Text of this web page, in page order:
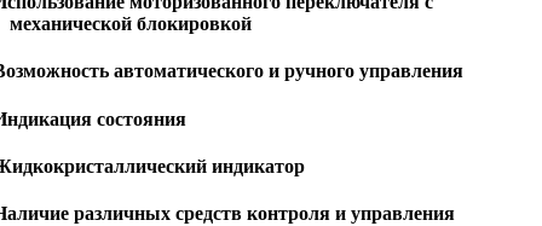
механической блокировкой
автоматического и ручного управления
состояния
индикатор
различных средств контроля и управления